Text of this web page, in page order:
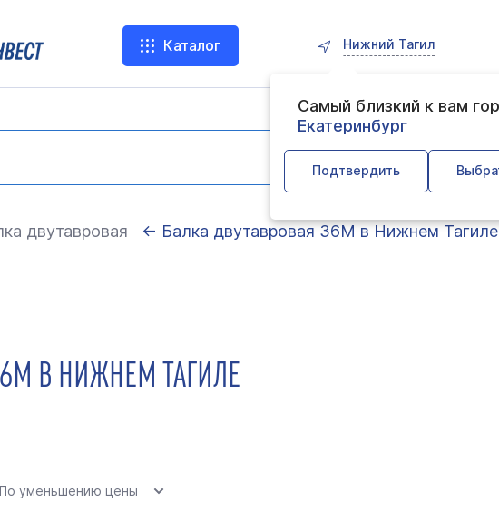
Каталог Нижний Тагил
Самый близкий к вам
Екатеринбург
Подтвердить
двутавровая ← Балка двутавровая 36М в Нижнем Тагиле
В НИЖНЕМ ТАГИЛЕ
По уменьшению цены